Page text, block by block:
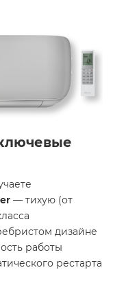
— тихую (от
дизайне
работы
рестарта